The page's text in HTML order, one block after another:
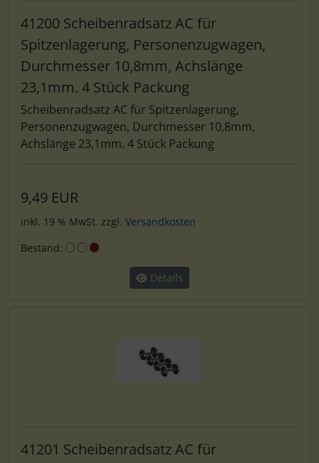
41200 Scheibenradsatz AC für
Spitzenlagerung, Personenzugwagen,
Durchmesser 10,8mm, Achslänge
23,1mm. 4 Stück Packung
Scheibenradsatz AC für Spitzenlagerung,
Personenzugwagen, Durchmesser 10,8mm,
Achslänge 23,1mm. 4 Stück Packung
9,49 EUR
inkl. 19 % MwSt. zzgl. Versandkosten
Bestand:
Details
41201 Scheibenradsatz AC für